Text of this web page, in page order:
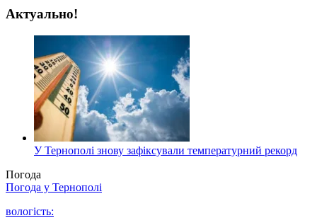
Актуально!
У Тернополі знову зафіксували температурний рекорд
Погода
Погода у Тернополі
вологість: